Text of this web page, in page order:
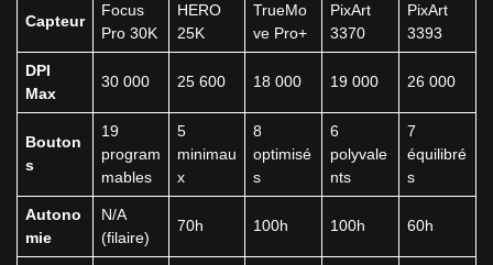
Capteur
Focus
Pro 30K
HERO
25K
TrueMo
ve Pro+
PixArt
3370
PixArt
3393
DPI
Max
30 000 25 600 18 000 19 000 26 000
Bouton
s
19
program
mables
5
minimau
x
8
optimisé
s
6
polyvale
nts
7
équilibré
s
Autono
mie
N/A
(filaire)
70h 100h 100h 60h